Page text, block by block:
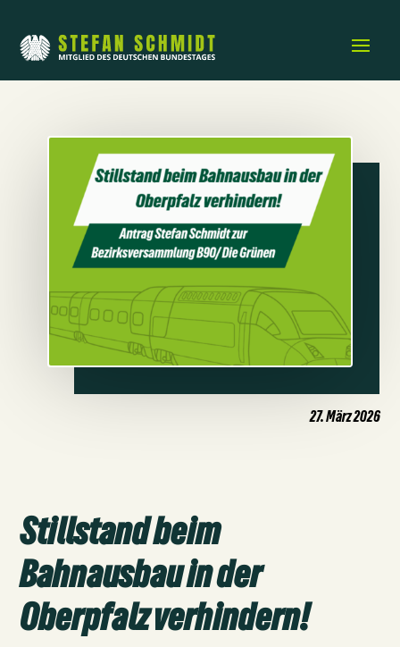
27. März 2026
Stillstand beim
Bahnausbau in der
Oberpfalz verhindern!